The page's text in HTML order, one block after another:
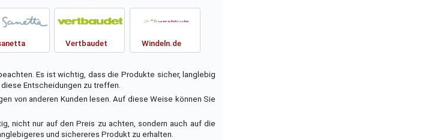
Vertbaudet Windeln.de
Es ist wichtig, dass die Produkte sicher, langlebig
Entscheidungen zu treffen.
von anderen Kunden lesen. Auf diese Weise können Sie
nicht nur auf den Preis zu achten, sondern auch auf die
und sichereres Produkt zu erhalten.